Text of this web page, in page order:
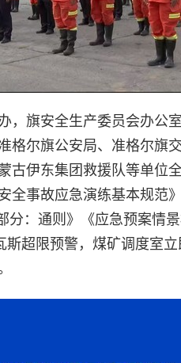
，旗安全生产委员会办公
格尔旗公安局、准格尔旗
古伊东集团救援队等单位
全事故应急演练基本规范
：通则》《应急预案情
超限预警，煤矿调度室